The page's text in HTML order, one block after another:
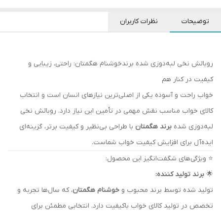
توضیحات نظرات کاربران
روبالش نخی لبه‌دوزی شده برندخوشنام هگمتان: راحتی، زیبایی و
کیفیت در کنار هم
خواب راحت و آسوده یکی از اصلی‌ترین نیازهای انسان است و انتخاب
کالای خواب مناسب نقش مهمی در تأمین این نیاز دارد. روبالش نخی
لبه‌دوزی شده برند هگمتان با طراحی بی‌نظیر و کیفیت برتر، گزینه‌ای
ایده‌آل برای افزایش کیفیت خواب شماست.
⭐ ویژگی‌های شگفت‌انگیز این محصول:
🌟 برند تولید کننده:
تولید شده توسط برند محبوب و خوشنام هگمتان، که سال‌ها تجربه و
تخصص در تولید کالای خواب باکیفیت دارد. انتخابی مطمئن برای